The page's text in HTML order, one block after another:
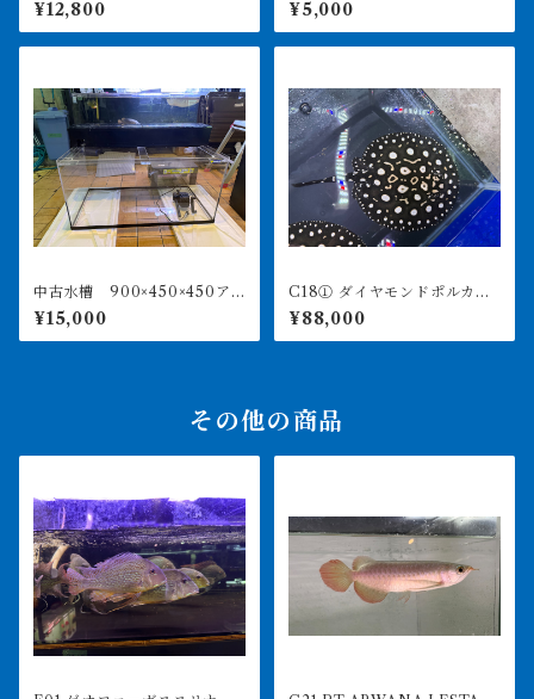
¥12,800
り限定
¥5,000
中古水槽 900×450×450ア
クリル水槽 上部濾過セット
¥15,000
C18① ダイヤモンドポルカ
アルビノヘテロ 体盤16㎝前
後 ♀
¥88,000
その他の商品